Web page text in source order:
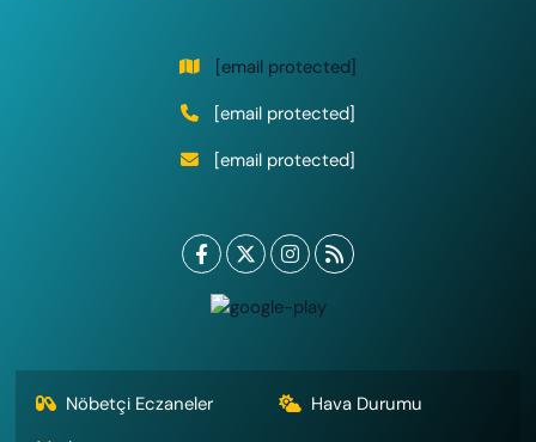
[email protected]
[email protected]
[email protected]
Nöbetçi Eczaneler
Hava Durumu